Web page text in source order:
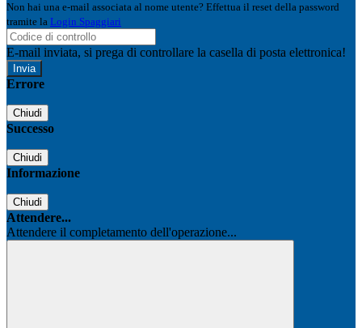
Non hai una e-mail associata al nome utente? Effettua il reset della password
tramite la Login Spaggiari
E-mail inviata, si prega di controllare la casella di posta elettronica!
Errore
Chiudi
Successo
Chiudi
Informazione
Chiudi
Attendere...
Attendere il completamento dell'operazione...